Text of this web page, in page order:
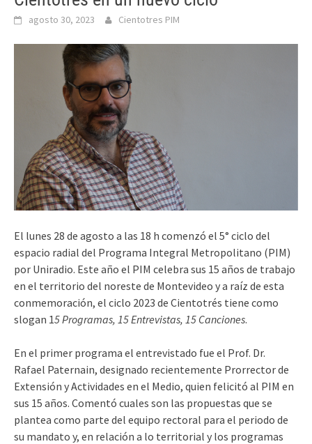
agosto 30, 2023 Cientotres PIM
El lunes 28 de agosto a las 18 h comenzó el 5° ciclo del
espacio radial del Programa Integral Metropolitano (PIM)
por Uniradio. Este año el PIM celebra sus 15 años de trabajo
en el territorio del noreste de Montevideo y a raíz de esta
conmemoración, el ciclo 2023 de Cientotrés tiene como
slogan 15 Programas, 15 Entrevistas, 15 Canciones.
En el primer programa el entrevistado fue el Prof. Dr.
Rafael Paternain, designado recientemente Prorrector de
Extensión y Actividades en el Medio, quien felicitó al PIM en
sus 15 años. Comentó cuales son las propuestas que se
plantea como parte del equipo rectoral para el periodo de
su mandato y, en relación a lo territorial y los programas